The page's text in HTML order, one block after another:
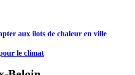
aux ilots de chaleur en ville
le climat